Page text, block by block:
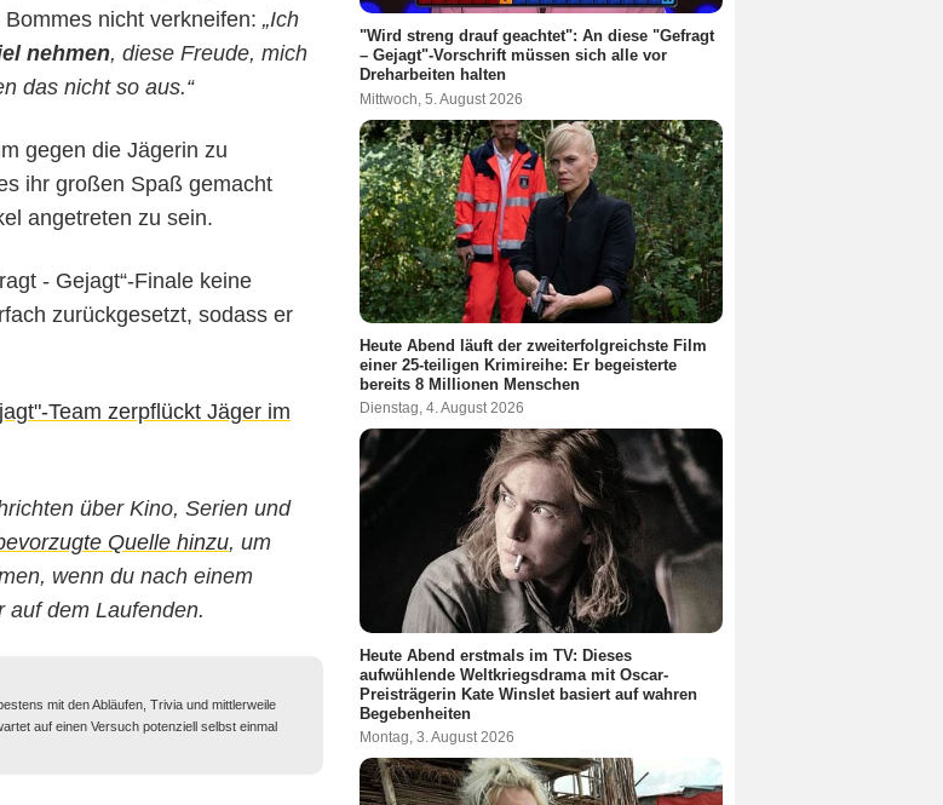
nicht verkneifen: „Ich
nehmen, diese Freude, mich
das nicht so aus.“
gegen die Jägerin zu
ihr großen Spaß gemacht
angetreten zu sein.
- Gejagt“-Finale keine
zurückgesetzt, sodass er
Team zerpflückt Jäger im
über Kino, Serien und
Quelle hinzu, um
wenn du nach einem
auf dem Laufenden.
mit den Abläufen, Trivia und mittlerweile
auf einen Versuch potenziell selbst einmal
"Wird streng drauf geachtet": An diese "Gefragt
– Gejagt"-Vorschrift müssen sich alle vor
Dreharbeiten halten
Mittwoch, 5. August 2026
Heute Abend läuft der zweiterfolgreichste Film
einer 25-teiligen Krimireihe: Er begeisterte
bereits 8 Millionen Menschen
Dienstag, 4. August 2026
Heute Abend erstmals im TV: Dieses
aufwühlende Weltkriegsdrama mit Oscar-
Preisträgerin Kate Winslet basiert auf wahren
Begebenheiten
Montag, 3. August 2026